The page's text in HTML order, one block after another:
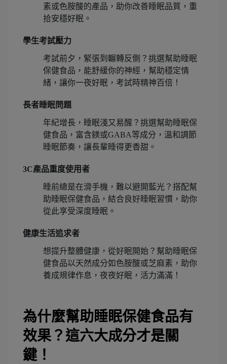
素或色胺酸的產品，助你改善睡眠品質，重
拾安穩好眠。
學生考試壓力
考試前夕，緊張到輾轉反側？挑選幫助睡眠
保健食品，能舒緩你的神經，幫助穩定情
緒，讓你一夜好眠，考試時精神百倍！
長者睡眠問題
年紀增長，睡眠淺又易醒？挑選幫助睡眠保
健食品，富含鎂或GABA等成分，溫和調節
睡眠節奏，讓長輩睡得更香甜。
3C產品重度使用者
睡前總是在滑手機，難以避開藍光？搭配幫
助睡眠保健食品，結合良好睡眠習慣，助你
從此享受深度睡眠。
健康生活追求者
想提升整體健康，從好眠開始？幫助睡眠保
健食品以天然成分如色胺酸或芝麻素，助你
養成規律作息，夜夜好眠，活力滿滿！
為什麼幫助睡眠保健食品有
效果？這六大成分才是關
鍵！